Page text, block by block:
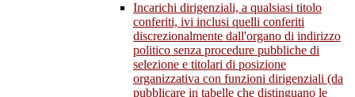
Incarichi dirigenziali, a qualsiasi titolo
conferiti, ivi inclusi quelli conferiti
discrezionalmente dall'organo di indirizzo
politico senza procedure pubbliche di
selezione e titolari di posizione
organizzativa con funzioni dirigenziali (da
pubblicare in tabelle che distinguano le